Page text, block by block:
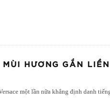
MÙI HƯƠNG GẮN
một lần nữa khẳng định danh